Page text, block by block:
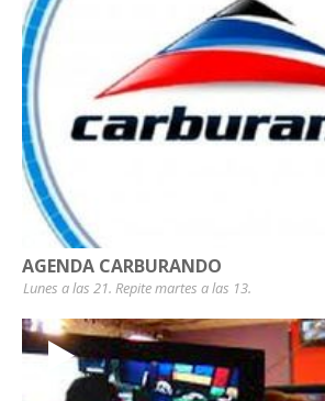
AGENDA CARBURANDO
Lunes a las 21. Repite martes a las 13.